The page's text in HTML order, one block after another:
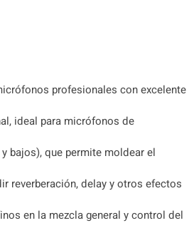
profesionales con excelente
ideal para micrófonos de
bajos), que permite moldear el
reverberación, delay y otros efectos
en la mezcla general y control del